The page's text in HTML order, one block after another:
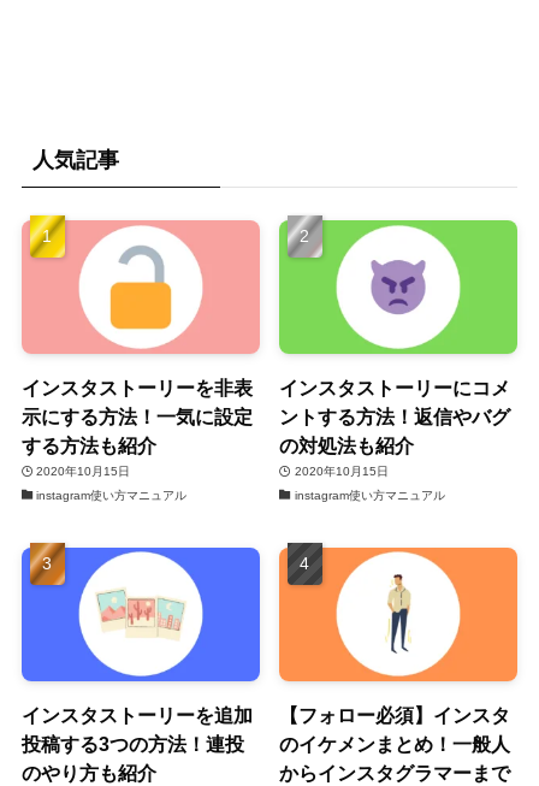
人気記事
インスタストーリーを非表
示にする方法！一気に設定
する方法も紹介
2020年10月15日
instagram使い方マニュアル
インスタストーリーにコメ
ントする方法！返信やバグ
の対処法も紹介
2020年10月15日
instagram使い方マニュアル
インスタストーリーを追加
投稿する3つの方法！連投
のやり方も紹介
【フォロー必須】インスタ
のイケメンまとめ！一般人
からインスタグラマーまで